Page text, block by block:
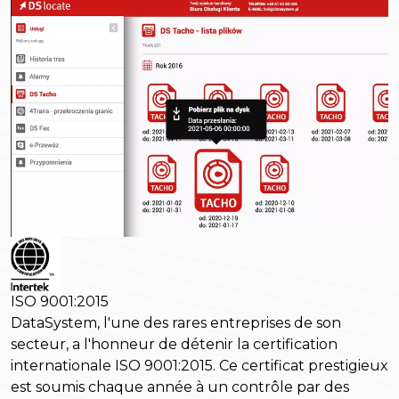
ISO 9001:2015
DataSystem, l'une des rares entreprises de son
secteur, a l'honneur de détenir la certification
internationale ISO 9001:2015. Ce certificat prestigieux
est soumis chaque année à un contrôle par des